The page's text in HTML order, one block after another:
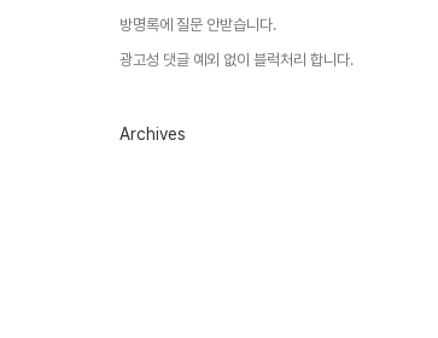
방명록에 질문 안받습니다.
광고성 댓글 예외 없이 블럭처리 합니다.
Archives